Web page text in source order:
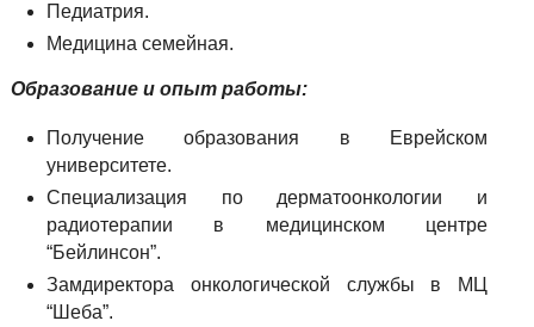
Педиатрия.
Медицина семейная.
Образование и опыт работы:
Получение образования в Еврейском
университете.
Специализация по дерматоонкологии и
радиотерапии в медицинском центре
“Бейлинсон”.
Замдиректора онкологической службы в МЦ
“Шеба”.